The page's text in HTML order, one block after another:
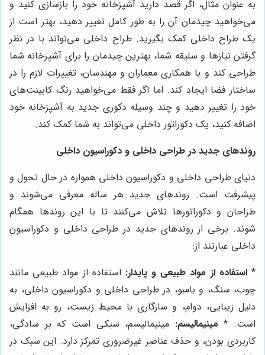
به عنوان مثال، اگر قصد دارید آشپزخانه خود را بازسازی کنید و
می‌خواهید چیدمان آن را به طور کامل تغییر دهید، بهتر است از
یک طراح داخلی کمک بگیرید. طراح داخلی می‌تواند با در نظر
گرفتن نیازها و سلیقه شما، بهترین چیدمان را برای آشپزخانه شما
طراحی کند و با همکاری معماران و مهندسان، تغییرات لازم را در
ساختار فضا ایجاد کند. اما اگر فقط می‌خواهید رنگ کابینت‌های
خود را تغییر دهید و چند وسیله دکوری جدید به آشپزخانه خود
اضافه کنید، یک دکوراتور داخلی می‌تواند به شما کمک کند.
روندهای جدید در طراحی داخلی و دکوراسیون داخلی
دنیای طراحی داخلی و دکوراسیون داخلی همواره در حال تحول و
پیشرفت است. روندهای جدید هر ساله معرفی می‌شوند و
طراحان و دکوراتورها تلاش می‌کنند تا با این روندها همگام
شوند. برخی از روندهای جدید در طراحی داخلی و دکوراسیون
داخلی عبارتند از:
*استفاده از مواد طبیعی و پایدار: استفاده از مواد طبیعی مانند
چوب، سنگ، و بامبو، در طراحی داخلی و دکوراسیون داخلی، به
دلیل زیبایی، دوام، و سازگاری با محیط زیست، رو به افزایش
است. * مینیمالیسم: مینیمالیسم، سبکی است که بر سادگی،
کاربردی بودن، و حذف عناصر غیرضروری تمرکز دارد. این سبک در